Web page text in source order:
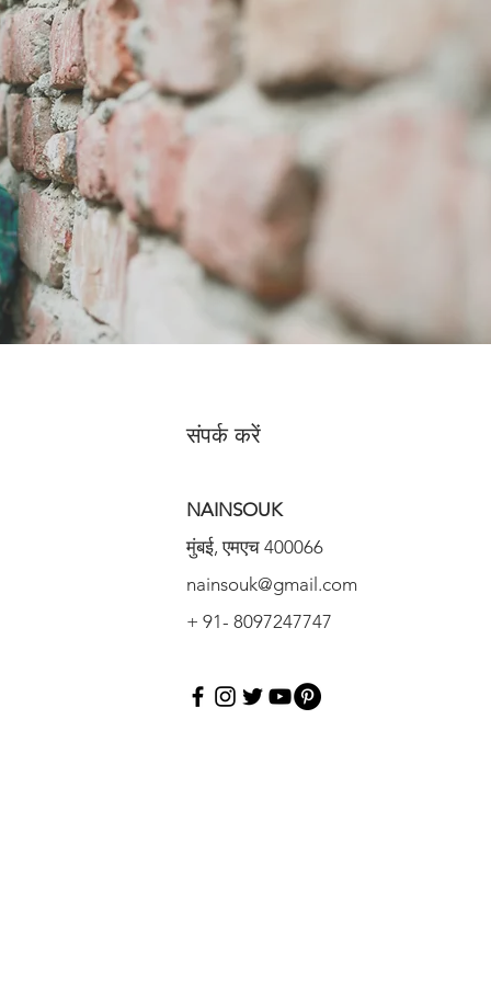
संपर्क करें
NAINSOUK
मुंबई, एमएच 400066
nainsouk@gmail.com
+ 91- 8097247747